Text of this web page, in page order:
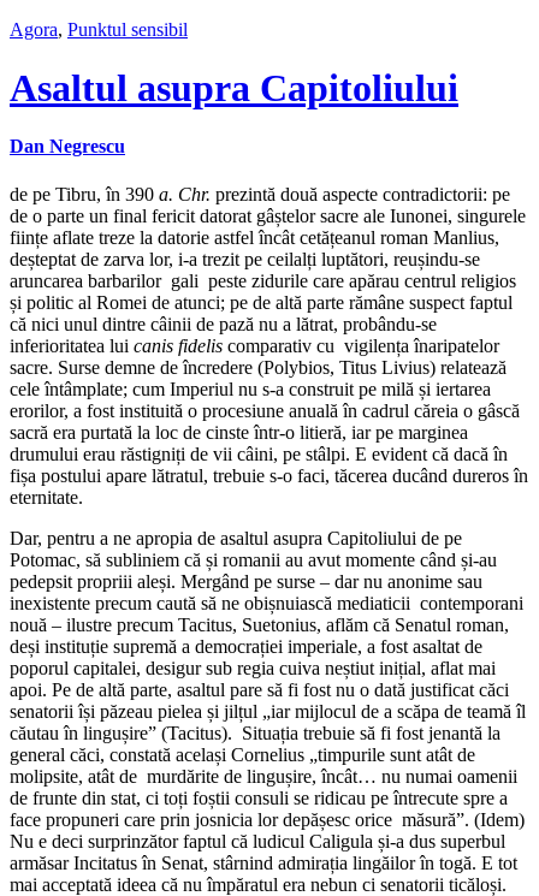
Agora, Punktul sensibil
Asaltul asupra Capitoliului
Dan Negrescu
de pe Tibru, în 390 a. Chr. prezintă două aspecte contradictorii: pe
de o parte un final fericit datorat gâștelor sacre ale Iunonei, singurele
ființe aflate treze la datorie astfel încât cetățeanul roman Manlius,
deșteptat de zarva lor, i-a trezit pe ceilalți luptători, reușindu-se
aruncarea barbarilor gali peste zidurile care apărau centrul religios
și politic al Romei de atunci; pe de altă parte rămâne suspect faptul
că nici unul dintre câinii de pază nu a lătrat, probându-se
inferioritatea lui canis fidelis comparativ cu vigilența înaripatelor
sacre. Surse demne de încredere (Polybios, Titus Livius) relatează
cele întâmplate; cum Imperiul nu s-a construit pe milă și iertarea
erorilor, a fost instituită o procesiune anuală în cadrul căreia o gâscă
sacră era purtată la loc de cinste într-o litieră, iar pe marginea
drumului erau răstigniți de vii câini, pe stâlpi. E evident că dacă în
fișa postului apare lătratul, trebuie s-o faci, tăcerea ducând dureros în
eternitate.
Dar, pentru a ne apropia de asaltul asupra Capitoliului de pe
Potomac, să subliniem că și romanii au avut momente când și-au
pedepsit propriii aleși. Mergând pe surse – dar nu anonime sau
inexistente precum caută să ne obișnuiască mediaticii contemporani
nouă – ilustre precum Tacitus, Suetonius, aflăm că Senatul roman,
deși instituție supremă a democrației imperiale, a fost asaltat de
poporul capitalei, desigur sub regia cuiva neștiut inițial, aflat mai
apoi. Pe de altă parte, asaltul pare să fi fost nu o dată justificat căci
senatorii își păzeau pielea și jilțul „iar mijlocul de a scăpa de teamă îl
căutau în lingușire” (Tacitus). Situația trebuie să fi fost jenantă la
general căci, constată același Cornelius „timpurile sunt atât de
molipsite, atât de murdărite de lingușire, încât… nu numai oamenii
de frunte din stat, ci toți foștii consuli se ridicau pe întrecute spre a
face propuneri care prin josnicia lor depășesc orice măsură”. (Idem)
Nu e deci surprinzător faptul că ludicul Caligula și-a dus superbul
armăsar Incitatus în Senat, stârnind admirația lingăilor în togă. E tot
mai acceptată ideea că nu împăratul era nebun ci senatorii ticăloși.